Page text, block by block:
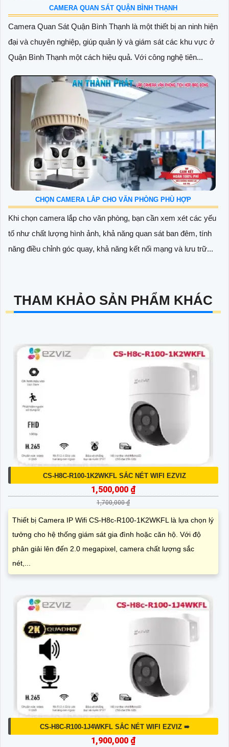
CAMERA QUAN SÁT QUẬN BÌNH THẠNH
Camera Quan Sát Quận Bình Thạnh là một thiết bị an ninh hiện
đại và chuyên nghiệp, giúp quản lý và giám sát các khu vực ở
Quận Bình Thạnh một cách hiệu quả. Với công nghệ tiên...
CHỌN CAMERA LẮP CHO VĂN PHÒNG PHÙ HỢP
Khi chọn camera lắp cho văn phòng, bạn cần xem xét các yếu
tố như chất lượng hình ảnh, khả năng quan sát ban đêm, tính
năng điều chỉnh góc quay, khả năng kết nối mạng và lưu trữ...
THAM KHẢO SẢN PHẨM KHÁC
CS-H8C-R100-1K2WKFL SẮC NÉT WIFI EZVIZ
1,500,000 ₫
1,700,000 ₫
Thiết bị Camera IP Wifi CS-H8c-R100-1K2WKFL là lựa chọn lý
tưởng cho hệ thống giám sát gia đình hoặc căn hộ. Với độ
phân giải lên đến 2.0 megapixel, camera chất lượng sắc
nét,...
CS-H8C-R100-1J4WKFL SẮC NÉT WIFI EZVIZ ➠
1,900,000 ₫